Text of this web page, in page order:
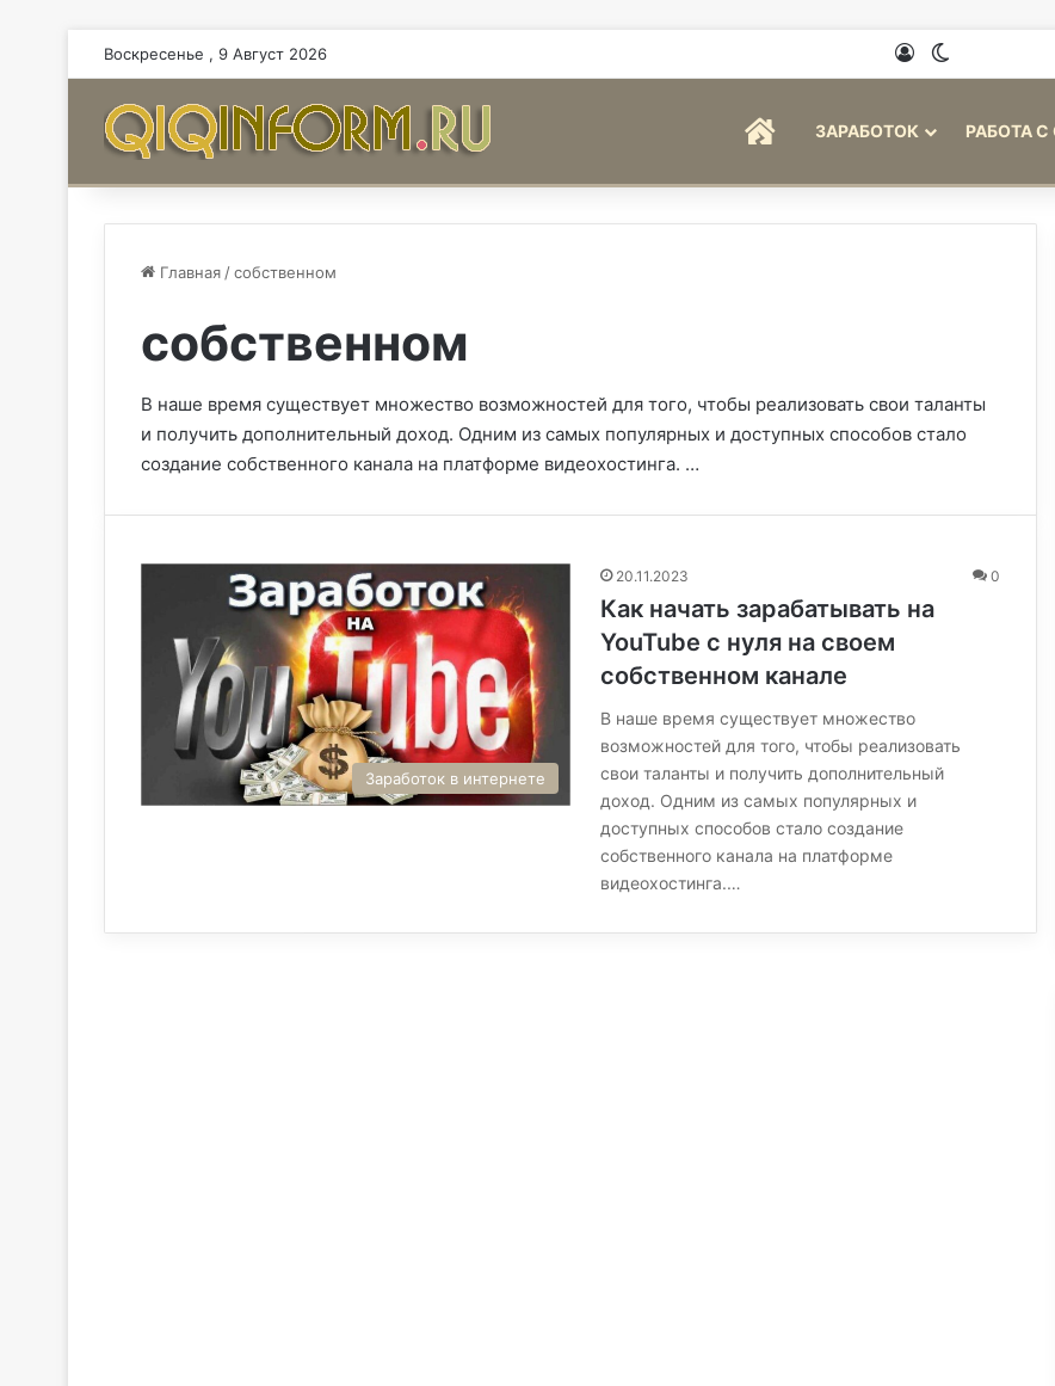
Воскресенье , 9 Август 2026 Войти
ГЛАВНАЯЗАРАБОТОК РАБОТА
Главная /собственном
собственном
В наше время существует множество возможностей для того, чтобы реализовать свои таланты
и получить дополнительный доход. Одним из самых популярных и доступных способов стало
создание собственного канала на платформе видеохостинга. …
Заработок в интернете
20.11.2023 0
Как начать зарабатывать на
YouTube с нуля на своем
собственном канале
В наше время существует множество
возможностей для того, чтобы реализовать
свои таланты и получить дополнительный
доход. Одним из самых популярных и
доступных способов стало создание
собственного канала на платформе
видеохостинга.…